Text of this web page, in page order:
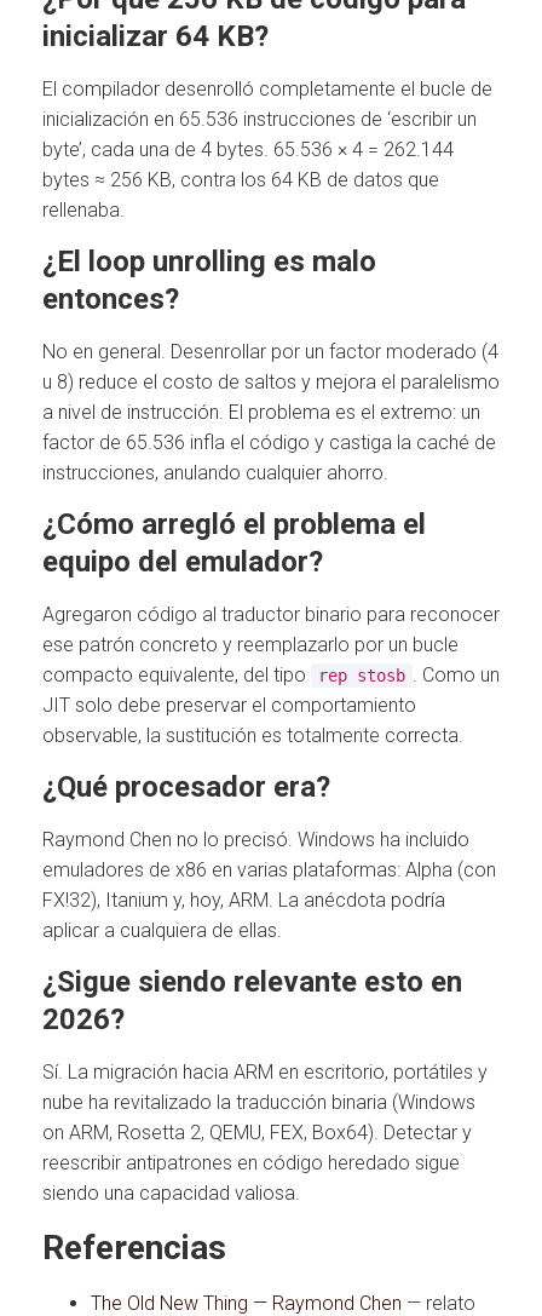
inicializar 64 KB?
El compilador desenrolló completamente el bucle de
inicialización en 65.536 instrucciones de ‘escribir un
byte’, cada una de 4 bytes. 65.536 × 4 = 262.144
bytes ≈ 256 KB, contra los 64 KB de datos que
rellenaba.
¿El loop unrolling es malo
entonces?
No en general. Desenrollar por un factor moderado (4
u 8) reduce el costo de saltos y mejora el paralelismo
a nivel de instrucción. El problema es el extremo: un
factor de 65.536 infla el código y castiga la caché de
instrucciones, anulando cualquier ahorro.
¿Cómo arregló el problema el
equipo del emulador?
Agregaron código al traductor binario para reconocer
ese patrón concreto y reemplazarlo por un bucle
compacto equivalente, del tipo
rep stosb
. Como un
JIT solo debe preservar el comportamiento
observable, la sustitución es totalmente correcta.
¿Qué procesador era?
Raymond Chen no lo precisó. Windows ha incluido
emuladores de x86 en varias plataformas: Alpha (con
FX!32), Itanium y, hoy, ARM. La anécdota podría
aplicar a cualquiera de ellas.
¿Sigue siendo relevante esto en
2026?
Sí. La migración hacia ARM en escritorio, portátiles y
nube ha revitalizado la traducción binaria (Windows
on ARM, Rosetta 2, QEMU, FEX, Box64). Detectar y
reescribir antipatrones en código heredado sigue
siendo una capacidad valiosa.
Referencias
The Old New Thing — Raymond Chen — relato